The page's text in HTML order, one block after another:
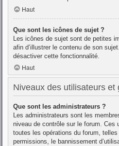
Haut
Que sont les icônes de sujet ?
Les icônes de sujet sont de petites
afin d’illustrer le contenu de son
désactiver cette fonctionnalité.
Haut
Niveaux des utilisateurs et
Que sont les administrateurs ?
Les administrateurs sont les
niveau de contrôle sur le forum. Ces
toutes les opérations du forum,
permissions, le bannissement